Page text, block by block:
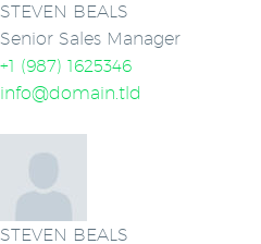
STEVEN BEALS
Senior Sales Manager
+1 (987) 1625346
info@domain.tld
STEVEN BEALS